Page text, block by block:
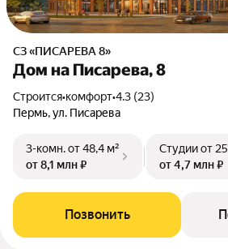
СЗ «ПИСАРЕВА 8»
Дом на Писарева, 8
Строится•комфорт•4.3 (23)
Пермь, ул. Писарева
3-комн.от 48,4 м²
от 8,1 млн ₽
Студииот
от 4,7 млн ₽
Позвонить